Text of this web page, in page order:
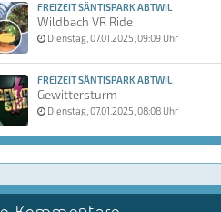
FREIZEIT SÄNTISPARK ABTWIL
Wildbach VR Ride
Dienstag, 07.01.2025, 09:09 Uhr
FREIZEIT SÄNTISPARK ABTWIL
Gewittersturm
Dienstag, 07.01.2025, 08:08 Uhr